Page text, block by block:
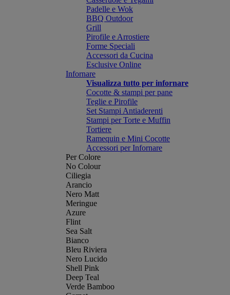
Padelle e Wok
BBQ Outdoor
Grill
Pirofile e Arrostiere
Forme Speciali
Accessori da Cucina
Esclusive Online
Infornare
Visualizza tutto per infornare
Cocotte & stampi per pane
Teglie e Pirofile
Set Stampi Antiaderenti
Stampi per Torte e Muffin
Tortiere
Ramequin e Mini Cocotte
Accessori per Infornare
Per Colore
No Colour
Ciliegia
Arancio
Nero Matt
Meringue
Azure
Flint
Sea Salt
Bianco
Bleu Riviera
Nero Lucido
Shell Pink
Deep Teal
Verde Bamboo